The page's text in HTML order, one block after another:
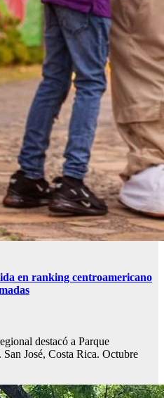
en ranking centroamericano
destacó a Parque
José, Costa Rica. Octubre